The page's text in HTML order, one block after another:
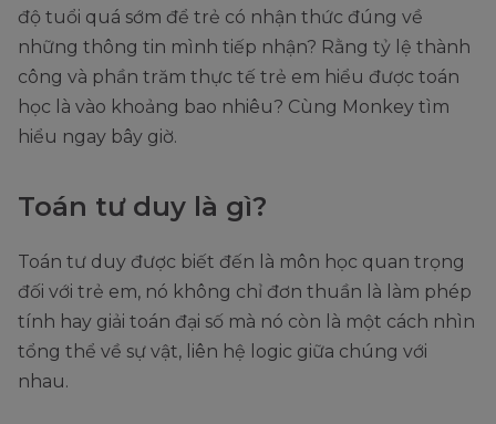
độ tuổi quá sớm để trẻ có nhận thức đúng về
những thông tin mình tiếp nhận? Rằng tỷ lệ thành
công và phần trăm thực tế trẻ em hiểu được toán
học là vào khoảng bao nhiêu? Cùng Monkey tìm
hiểu ngay bây giờ.
Toán tư duy là gì?
Toán tư duy được biết đến là môn học quan trọng
đối với trẻ em, nó không chỉ đơn thuần là làm phép
tính hay giải toán đại số mà nó còn là một cách nhìn
tổng thể về sự vật, liên hệ logic giữa chúng với
nhau.